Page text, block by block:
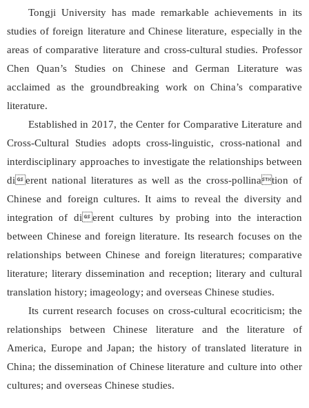
Tongji University has made remarkable achievements in its
studies of foreign literature and Chinese literature, especially in the
areas of comparative literature and cross-cultural studies. Professor
Chen Quan’s Studies on Chinese and German Literature was
acclaimed as the groundbreaking work on China’s comparative
literature.
Established in 2017, the Center for Comparative Literature and
Cross-Cultural Studies adopts cross-linguistic, cross-national and
interdisciplinary approaches to investigate the relationships between
dierent national literatures as well as the cross-pollination of
Chinese and foreign cultures. It aims to reveal the diversity and
integration of dierent cultures by probing into the interaction
between Chinese and foreign literature. Its research focuses on the
relationships between Chinese and foreign literatures; comparative
literature; literary dissemination and reception; literary and cultural
translation history; imageology; and overseas Chinese studies.
Its current research focuses on cross-cultural ecocriticism; the
relationships between Chinese literature and the literature of
America, Europe and Japan; the history of translated literature in
China; the dissemination of Chinese literature and culture into other
cultures; and overseas Chinese studies.